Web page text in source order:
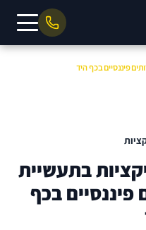
פיננסיים בכף היד
בתעשיית
בכף